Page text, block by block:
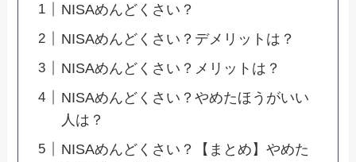
NISAめんどくさい？
NISAめんどくさい？デメリットは？
NISAめんどくさい？メリットは？
NISAめんどくさい？やめたほうがいい
人は？
NISAめんどくさい？【まとめ】やめた